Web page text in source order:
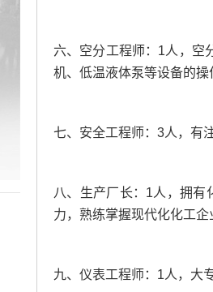
六、空分工程师 ： 1人，空
机、低温液体泵等设备的
七、安全工程师 ： 3人，有
八、生产厂长 ： 1人，拥有
力，熟练掌握现代化化工
九、仪表工程师 ： 1人，大